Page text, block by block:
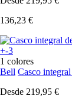
136,23 €
+-3
1 colores
Bell Casco
Desde 219,95 €